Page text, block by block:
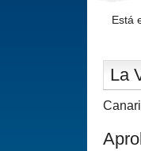
Está
La